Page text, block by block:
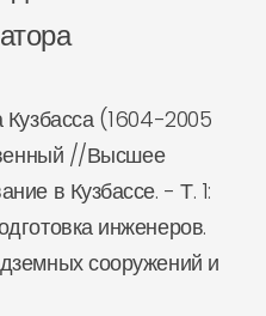
Кузбасса (1604-2005
//Высшее
в Кузбассе. - Т. 1:
инженеров.
сооружений и